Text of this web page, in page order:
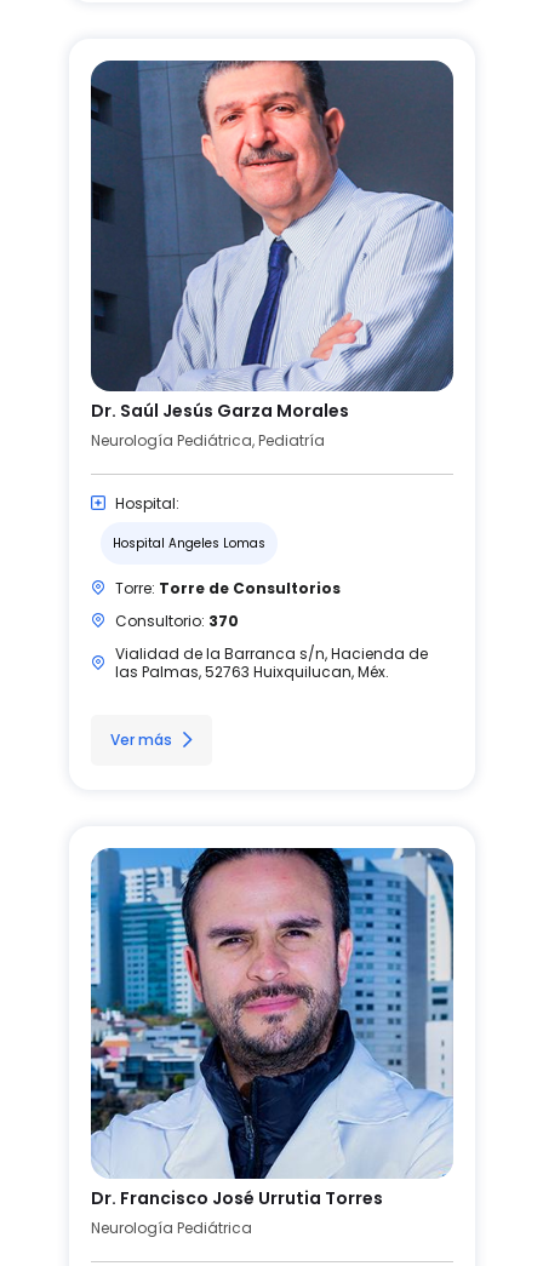
Dr. Saúl Jesús Garza Morales
Neurología Pediátrica, Pediatría
Hospital:
Hospital Angeles Lomas
Torre: Torre de Consultorios
Consultorio: 370
Vialidad de la Barranca s/n, Hacienda de
las Palmas, 52763 Huixquilucan, Méx.
Ver más
Dr. Francisco José Urrutia Torres
Neurología Pediátrica